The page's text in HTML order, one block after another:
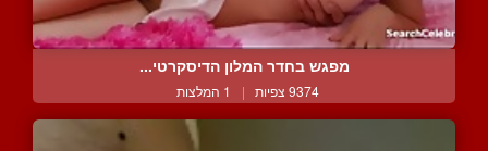
מפגש בחדר המלון הדיסקרטי...
9374 צפיות | 1 המלצות